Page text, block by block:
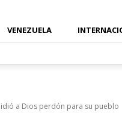
VENEZUELA
a Dios perdón para su pueblo